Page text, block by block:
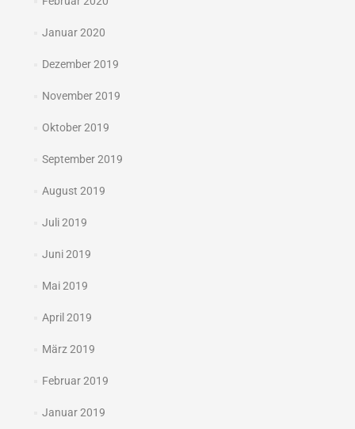
Januar 2020
Dezember 2019
November 2019
Oktober 2019
September 2019
August 2019
Juli 2019
Juni 2019
Mai 2019
April 2019
März 2019
Februar 2019
Januar 2019